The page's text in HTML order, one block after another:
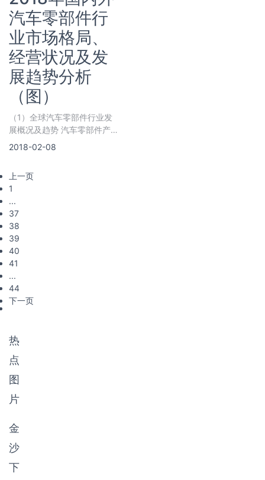
汽车零部件行
业市场格局、
经营状况及发
展趋势分析
（图）
（1）全球汽车零部件行业发
展概况及趋势 汽车零部件产
业是支撑汽车工业持续稳步发
2018-02-08
上一页
1
...
37
38
39
40
41
...
44
下一页
热
点
图
片
金
沙
下